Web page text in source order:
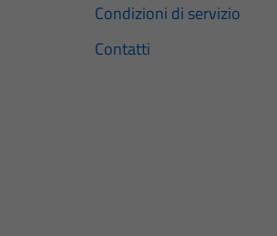
Condizioni di servizio
Contatti